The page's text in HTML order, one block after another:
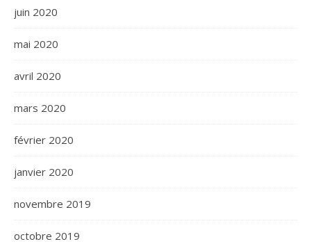
juin 2020
mai 2020
avril 2020
mars 2020
février 2020
janvier 2020
novembre 2019
octobre 2019